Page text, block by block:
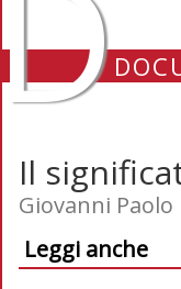
Il
Giovanni Paolo
Leggi anche